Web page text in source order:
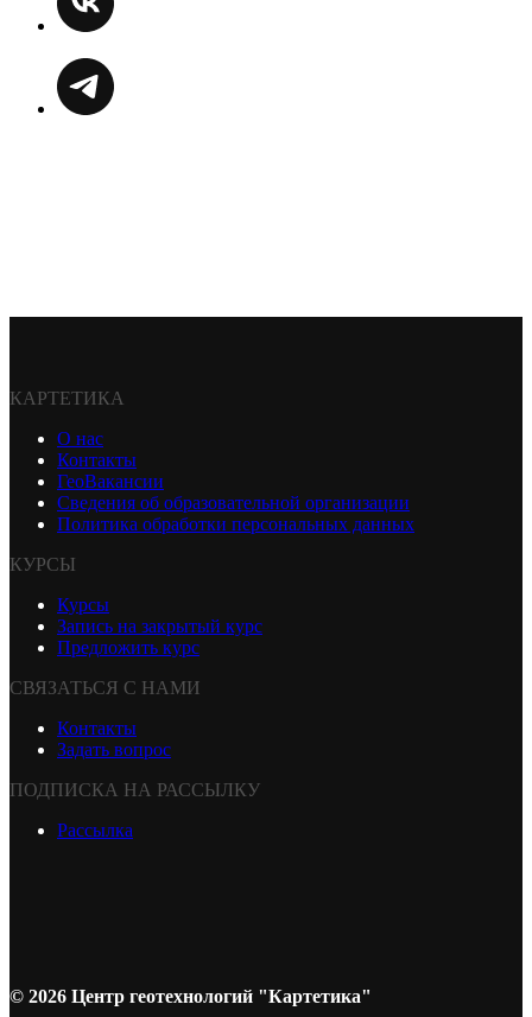
КАРТЕТИКА
О нас
Контакты
ГеоВакансии
Сведения об образовательной организации
Политика обработки персональных данных
КУРСЫ
Курсы
Запись на закрытый курс
Предложить курс
СВЯЗАТЬСЯ С НАМИ
Контакты
Задать вопрос
ПОДПИСКА НА РАССЫЛКУ
Рассылка
© 2026 Центр геотехнологий "Картетика"